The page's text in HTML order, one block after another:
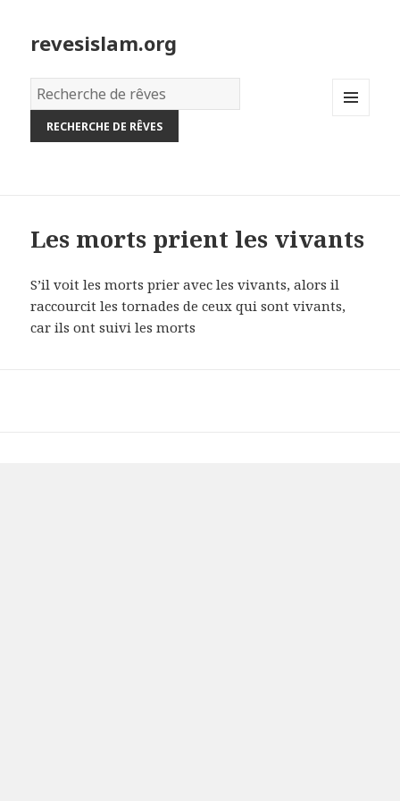
revesislam.org
Dictionnaire
des
rêves:
Les morts prient les vivants
S’il voit les morts prier avec les vivants, alors il
raccourcit les tornades de ceux qui sont vivants,
car ils ont suivi les morts